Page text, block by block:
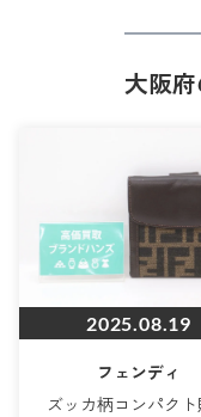
大阪
2025.08.19
フェンディ
ズッカ柄コンパク